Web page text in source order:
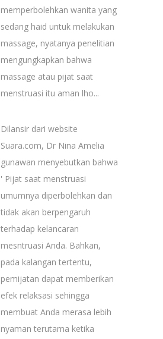
memperbolehkan wanita yang
sedang haid untuk melakukan
massage, nyatanya penelitian
mengungkapkan bahwa
massage atau pijat saat
menstruasi itu aman lho...
Dilansir dari website
Suara.com, Dr Nina Amelia
gunawan menyebutkan bahwa
' Pijat saat menstruasi
umumnya diperbolehkan dan
tidak akan berpengaruh
terhadap kelancaran
mesntruasi Anda. Bahkan,
pada kalangan tertentu,
pemijatan dapat memberikan
efek relaksasi sehingga
membuat Anda merasa lebih
nyaman terutama ketika